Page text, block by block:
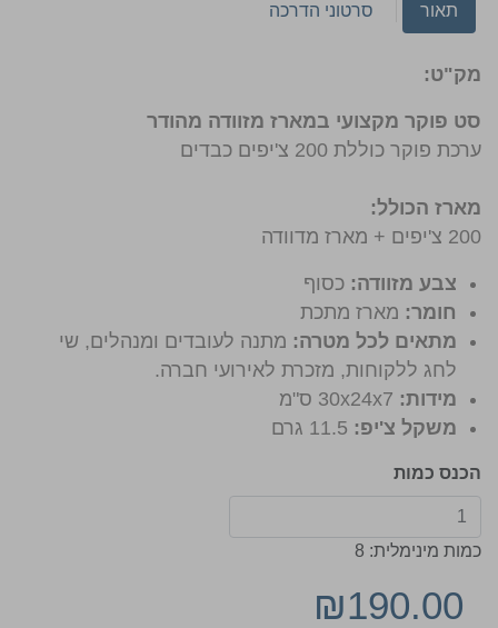
תאור סרטוני הדרכה
מק"ט:
סט פוקר מקצועי במארז מזוודה מהודר
ערכת פוקר כוללת 200 צ'יפים כבדים
מארז הכולל:
200 צ'יפים + מארז מדוודה
צבע מזוודה: כסוף
חומר: מארז מתכת
מתאים לכל מטרה: מתנה לעובדים ומנהלים, שי
לחג ללקוחות, מזכרת לאירועי חברה.
מידות: 30x24x7 ס"מ
משקל צ'יפ:
הכנס כמות
כמות מינימלית: 8
₪190.00